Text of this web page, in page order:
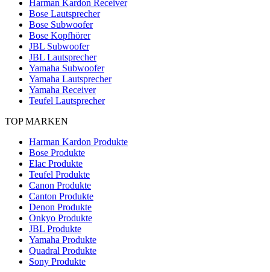
Harman Kardon Receiver
Bose Lautsprecher
Bose Subwoofer
Bose Kopfhörer
JBL Subwoofer
JBL Lautsprecher
Yamaha Subwoofer
Yamaha Lautsprecher
Yamaha Receiver
Teufel Lautsprecher
TOP MARKEN
Harman Kardon Produkte
Bose Produkte
Elac Produkte
Teufel Produkte
Canon Produkte
Canton Produkte
Denon Produkte
Onkyo Produkte
JBL Produkte
Yamaha Produkte
Quadral Produkte
Sony Produkte